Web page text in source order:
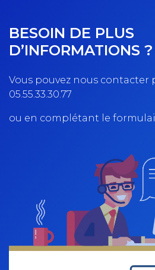
BESOIN DE PLUS
D’INFORMATIONS ?
Vous pouvez nous contacter
05.55.33.30.77
ou en complétant le